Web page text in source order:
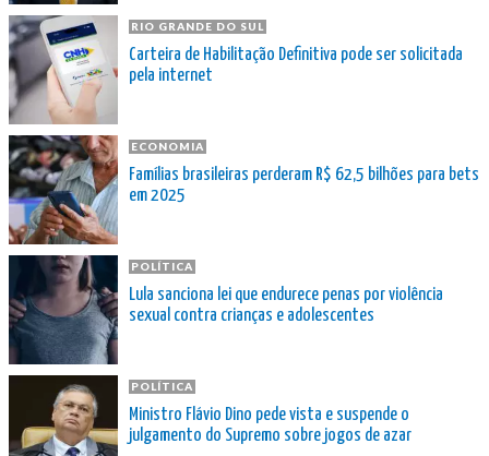
RIO GRANDE DO SUL
Carteira de Habilitação Definitiva pode ser solicitada
pela internet
ECONOMIA
Famílias brasileiras perderam R$ 62,5 bilhões para bets
em 2025
POLÍTICA
Lula sanciona lei que endurece penas por violência
sexual contra crianças e adolescentes
POLÍTICA
Ministro Flávio Dino pede vista e suspende o
julgamento do Supremo sobre jogos de azar